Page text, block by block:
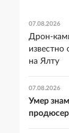
07.08.2026
Дрон-
известно
на Ялту
07.08.2026
Умер